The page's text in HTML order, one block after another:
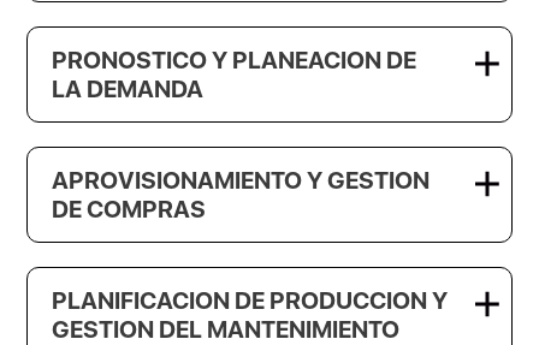
PRONOSTICO Y PLANEACION DE
LA DEMANDA
APROVISIONAMIENTO Y GESTION
DE COMPRAS
PLANIFICACION DE PRODUCCION Y
GESTION DEL MANTENIMIENTO